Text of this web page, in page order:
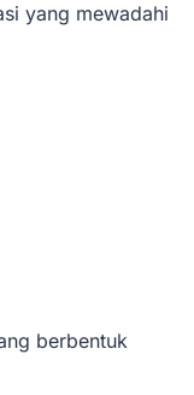
yang mewadahi
berbentuk